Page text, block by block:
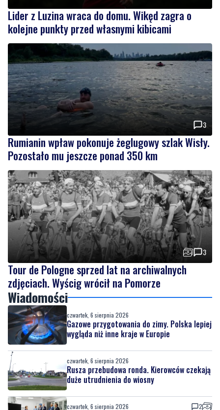
Lider z Luzina wraca do domu. Wikęd zagra o
kolejne punkty przed własnymi kibicami
3
Rumianin wpław pokonuje żeglugowy szlak Wisły.
Pozostało mu jeszcze ponad 350 km
3
Tour de Pologne sprzed lat na archiwalnych
zdjęciach. Wyścig wrócił na Pomorze
Wiadomości
czwartek, 6 sierpnia 2026
Gazowe przygotowania do zimy. Polska lepiej
wygląda niż inne kraje w Europie
czwartek, 6 sierpnia 2026
Rusza przebudowa ronda. Kierowców czekają
duże utrudnienia do wiosny
czwartek, 6 sierpnia 2026 2